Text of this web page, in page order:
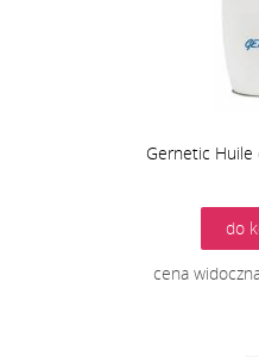
Gernetic Huile
do
cena